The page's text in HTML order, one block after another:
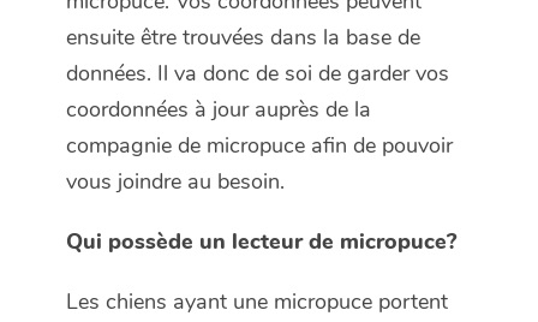
ensuite être trouvées dans la base de
données. Il va donc de soi de garder vos
coordonnées à jour auprès de la
compagnie de micropuce afin de pouvoir
vous joindre au besoin.
Qui possède un lecteur de micropuce?
Les chiens ayant une micropuce portent